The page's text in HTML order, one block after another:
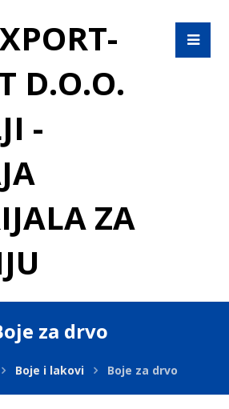
D.O.O.
-
ZA
za drvo
Boje i lakovi Boje za drvo